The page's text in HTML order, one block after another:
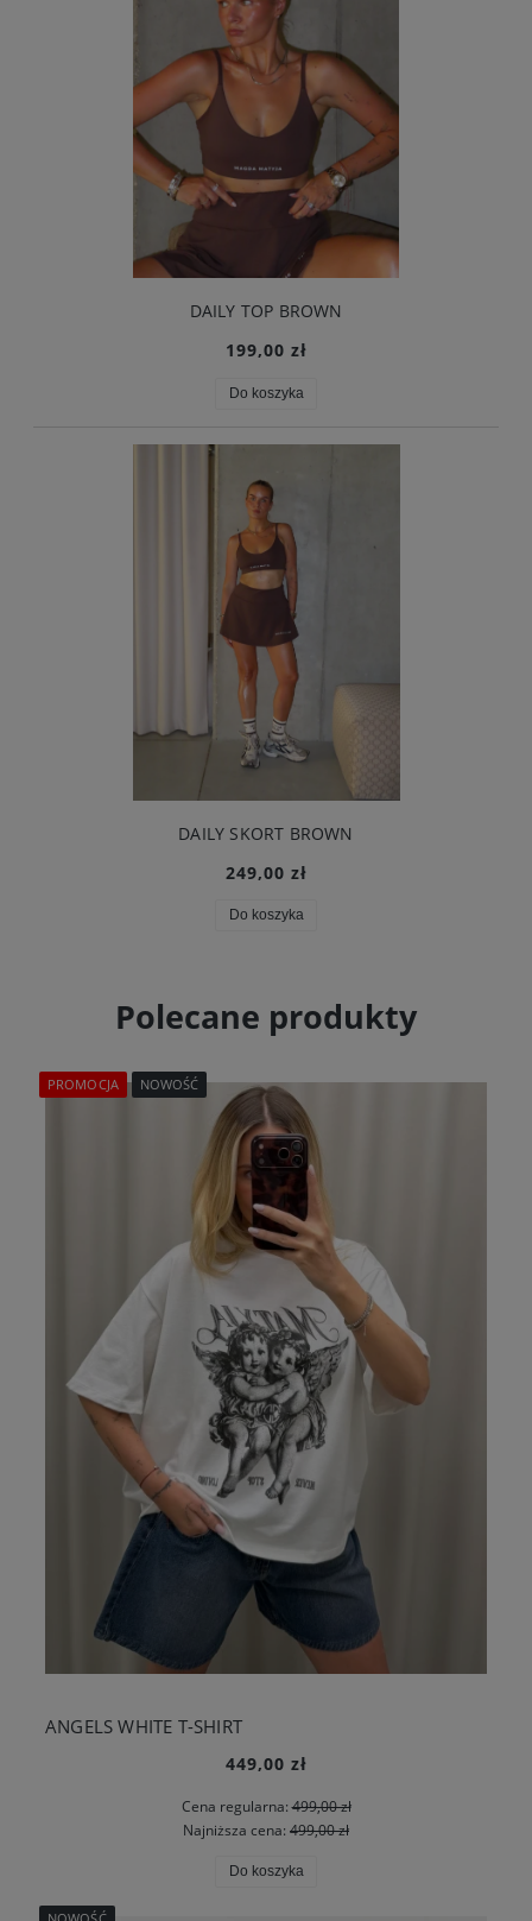
DAILY TOP BROWN
199,00 zł
Do koszyka
DAILY SKORT BROWN
249,00 zł
Do koszyka
Polecane produkty
ANGELS WHITE T-SHIRT
449,00 zł
Cena regularna:499,00 zł
Najniższa cena: 499,00 zł
Do koszyka
PROMOCJA NOWOŚĆ